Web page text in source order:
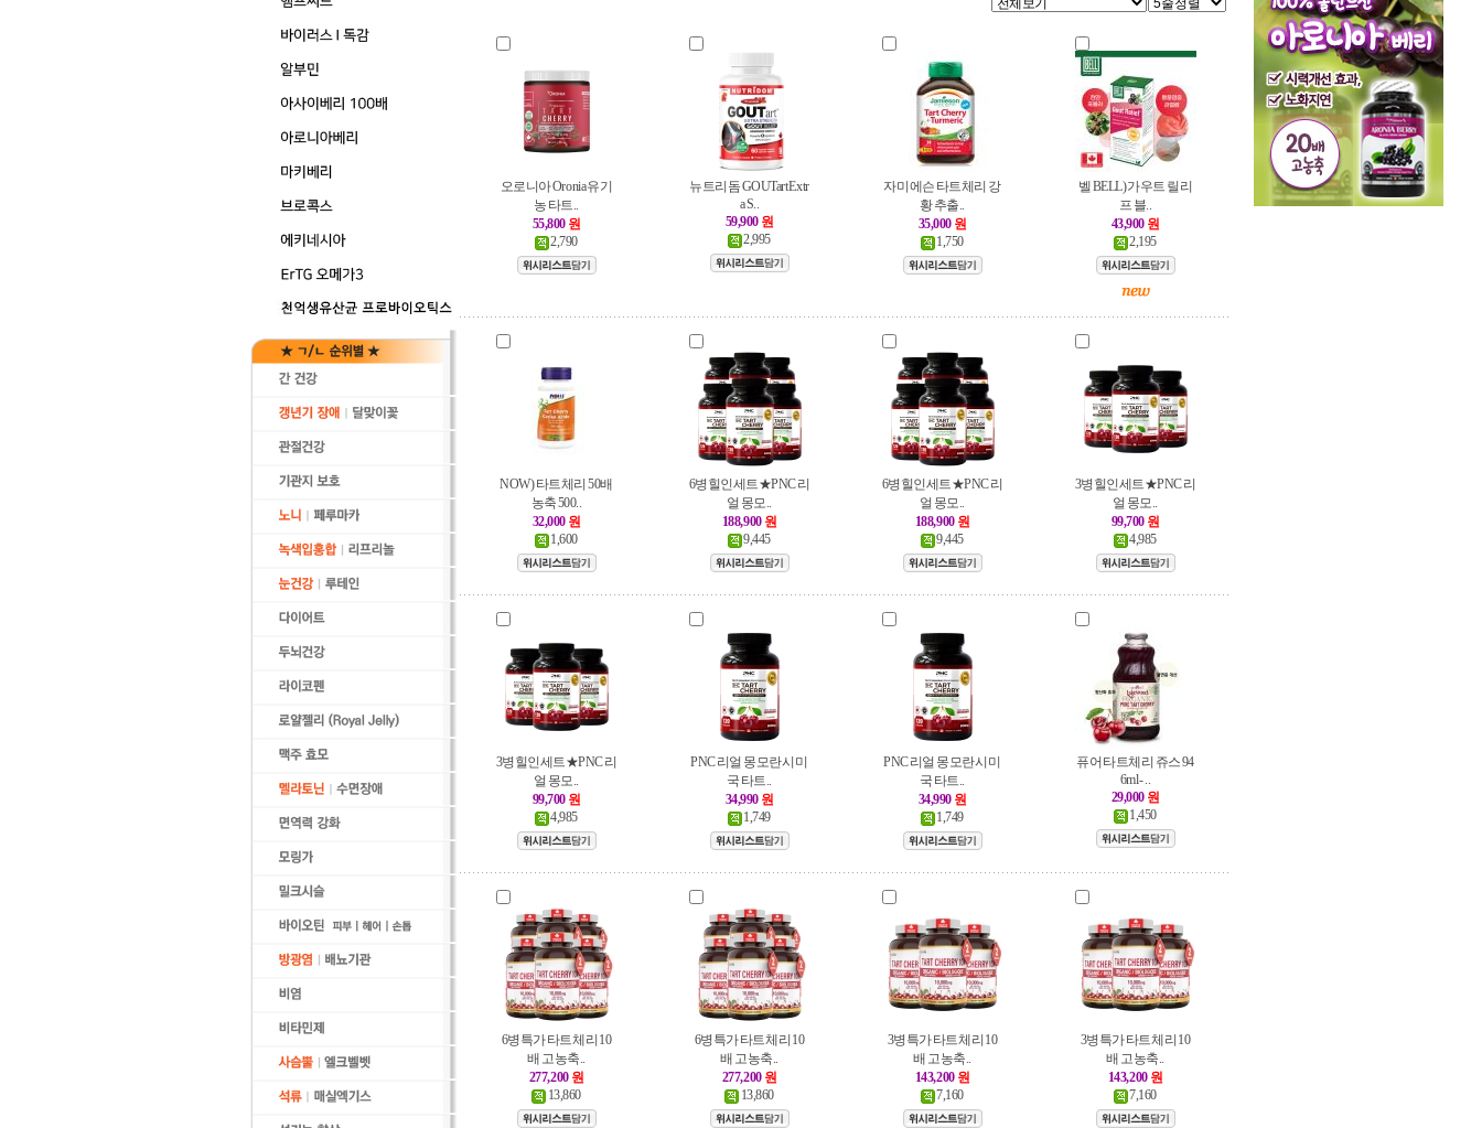
오로니아 Oronia 유기
농 타트..
55,800 원
2,790
뉴트리돔 GOUTart Extr
a S..
59,900 원
2,995
자미에슨 타트체리 강
황 추출..
35,000 원
1,750
벨 BELL) 가우트 릴리
프 블..
43,900 원
2,195
NOW) 타트체리 50배
농축 500..
32,000 원
1,600
6병힐인세트★PNC 리
얼 몽모..
188,900 원
9,445
6병힐인세트★PNC 리
얼 몽모..
188,900 원
9,445
3병힐인세트★PNC 리
얼 몽모..
99,700 원
4,985
3병힐인세트★PNC 리
얼 몽모..
99,700 원
4,985
PNC 리얼 몽모란시 미
국 타트..
34,990 원
1,749
PNC 리얼 몽모란시 미
국 타트..
34,990 원
1,749
퓨어 타트체리 쥬스 94
6ml - ..
29,000 원
1,450
6병특가 타트체리 10
배 고농축..
277,200 원
13,860
6병특가 타트체리 10
배 고농축..
277,200 원
13,860
3병특가 타트체리 10
배 고농축..
143,200 원
7,160
3병특가 타트체리 10
배 고농축..
143,200 원
7,160